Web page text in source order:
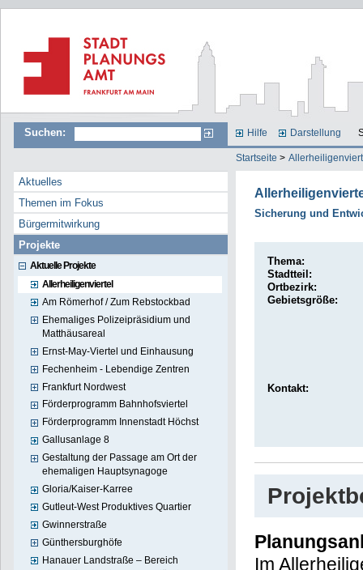
Suchen: Hilfe Darstellung
Startseite >
Aktuelles
Themen im Fokus
Bürgermitwirkung
Projekte
Aktuelle Projekte
Allerheiligenviertel
Am Römerhof / Zum Rebstockbad
Ehemaliges Polizeipräsidium und
Matthäusareal
Ernst-May-Viertel und Einhausung
Fechenheim - Lebendige Zentren
Frankfurt Nordwest
Förderprogramm Bahnhofsviertel
Förderprogramm Innenstadt Höchst
Gallusanlage 8
Gestaltung der Passage am Ort der
ehemaligen Hauptsynagoge
Gloria/Kaiser-Karree
Gutleut-West Produktives Quartier
Gwinnerstraße
Günthersburghöfe
Hanauer Landstraße – Bereich
Sicherung und
Thema:
Stadtteil:
Ortbezirk:
Gebietsgröße:
Kontakt:
Im